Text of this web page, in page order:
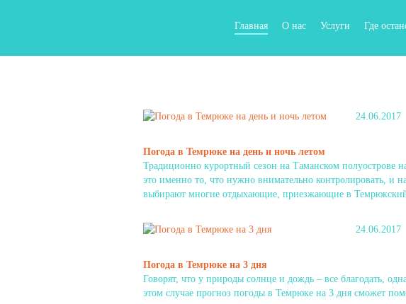
Главная О нас Услуги Где
24.06.2017
Погода в Темрюке на день и ночь летом
Традиционно курортный сезон на Таманском полуострове
это именно то, что нужно внимательно контролировать, и
выбирают многие отдыхающие, приезжающие в
24.06.2017
Погода в Темрюке на 3 дня
Говорят, что у природы солнце и дождь – все благодать,
этом случае прогноз погоды в Темрюке на 3 дня сможет